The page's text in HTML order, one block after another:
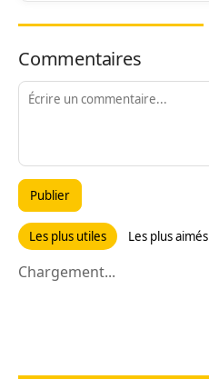
Commentaires
Publier
Les plus utiles Les plus aimés
Chargement...